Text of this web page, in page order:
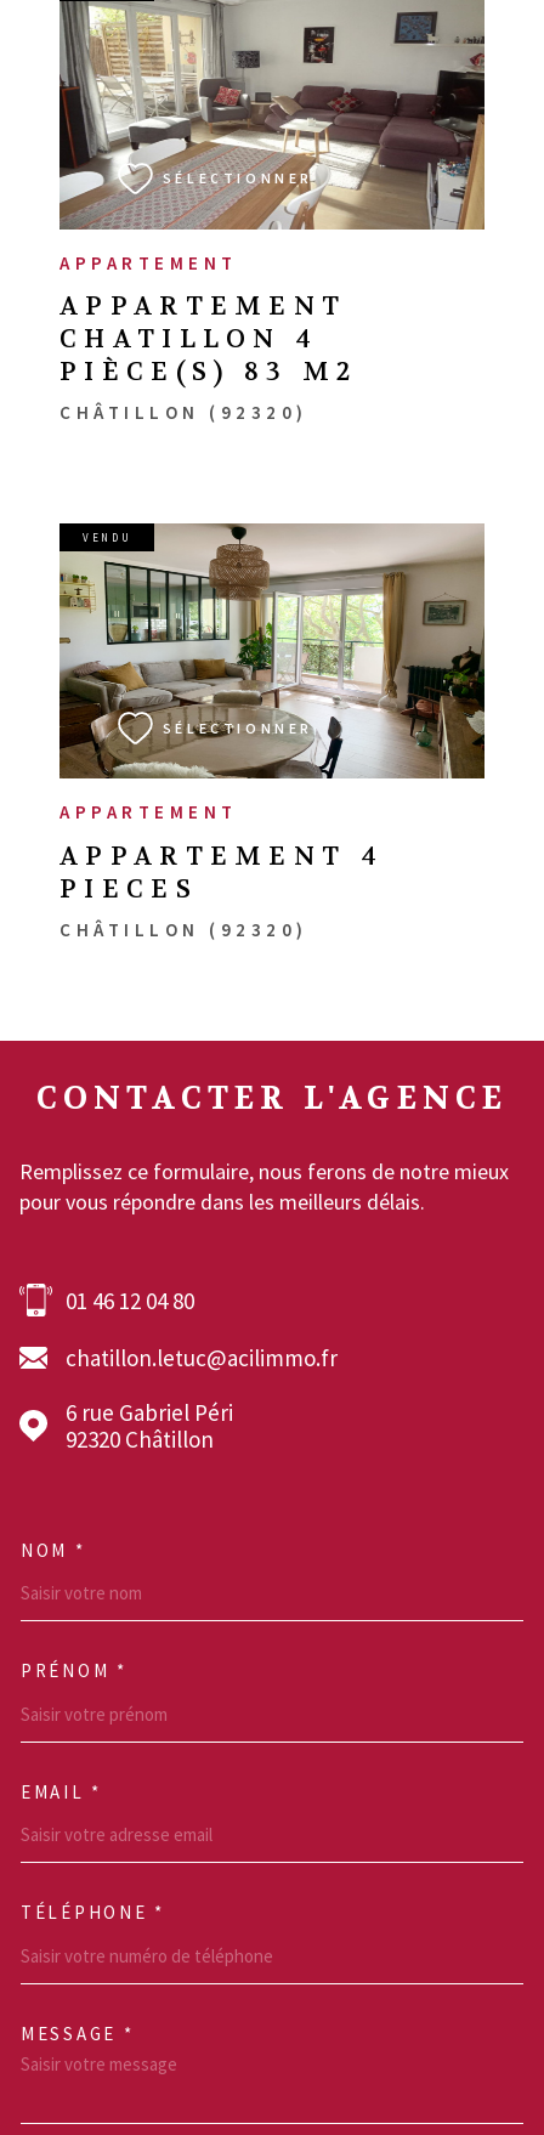
APPARTEMENT
APPARTEMENT
CHATILLON 4
PIÈCE(S) 83 M2
CHÂTILLON (92320)
SÉLECTIONNER
VOIR LE BIEN
APPARTEMENT
APPARTEMENT 4
PIECES
CHÂTILLON (92320)
VENDU
SÉLECTIONNER
VOIR LE BIEN
CONTACTER L'AGENCE
Remplissez ce formulaire, nous ferons de notre mieux
pour vous répondre dans les meilleurs délais.
01 46 12 04 80
chatillon.letuc@acilimmo.fr
6 rue Gabriel Péri
92320
Châtillon
NOM *
PRÉNOM *
EMAIL *
TÉLÉPHONE *
MESSAGE *